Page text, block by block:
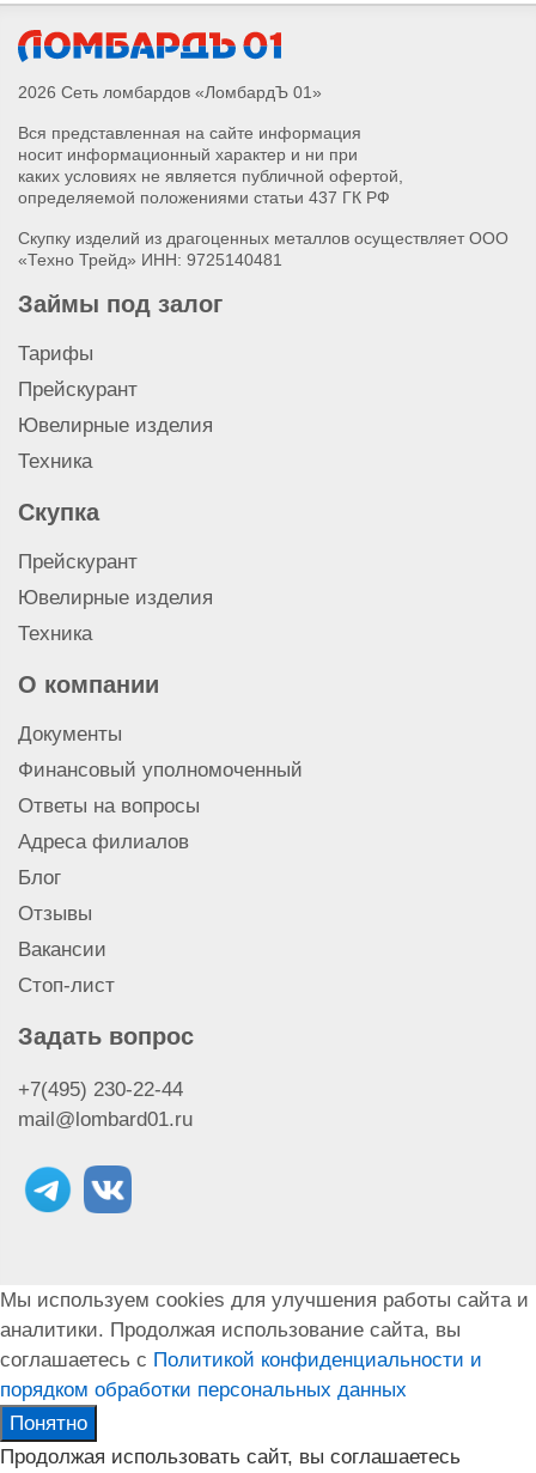
2026 Сеть ломбардов «ЛомбардЪ 01»
Вся представленная на сайте информация
носит информационный характер и ни при
каких условиях не является публичной офертой,
определяемой положениями статьи 437 ГК РФ
Скупку изделий из драгоценных металлов осуществляет ООО
«Техно Трейд» ИНН: 9725140481
Займы под залог
Тарифы
Прейскурант
Ювелирные изделия
Техника
Скупка
Прейскурант
Ювелирные изделия
Техника
О компании
Документы
Финансовый уполномоченный
Ответы на вопросы
Адреса филиалов
Блог
Отзывы
Вакансии
Стоп-лист
Задать вопрос
+7(495) 230-22-44
mail@lombard01.ru
Мы используем cookies для улучшения работы сайта и
аналитики. Продолжая использование сайта, вы
соглашаетесь с Политикой конфиденциальности и
порядком обработки персональных данных
Понятно
Продолжая использовать сайт, вы соглашаетесь